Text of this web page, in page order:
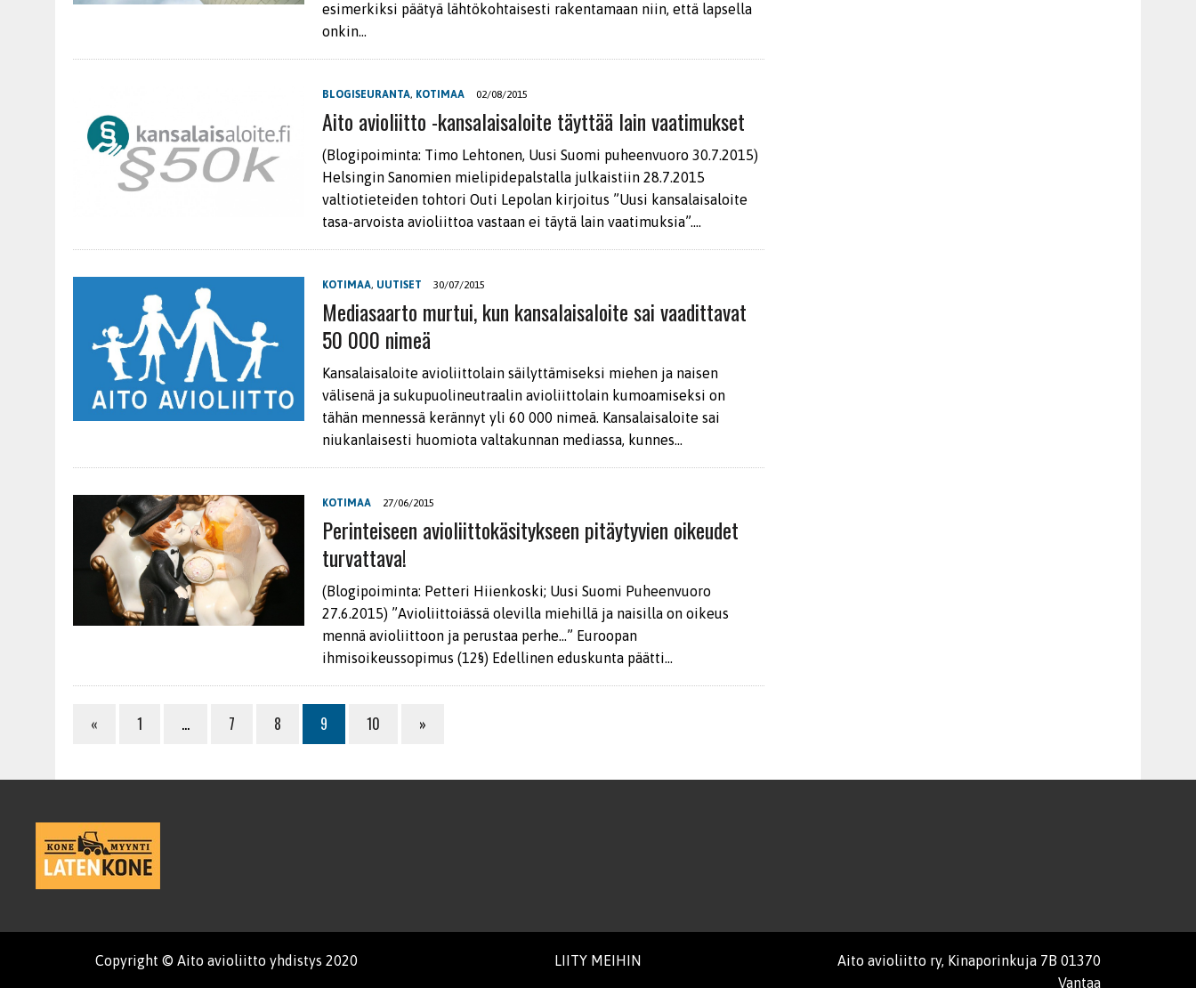
esimerkiksi päätyä lähtökohtaisesti rakentamaan niin, että lapsella
onkin…
BLOGISEURANTA, KOTIMAA 02/08/2015
Aito avioliitto -kansalaisaloite täyttää lain vaatimukset
(Blogipoiminta: Timo Lehtonen, Uusi Suomi puheenvuoro 30.7.2015)
Helsingin Sanomien mielipidepalstalla julkaistiin 28.7.2015
valtiotieteiden tohtori Outi Lepolan kirjoitus ”Uusi kansalaisaloite
tasa-arvoista avioliittoa vastaan ei täytä lain vaatimuksia”….
KOTIMAA, UUTISET 30/07/2015
Mediasaarto murtui, kun kansalaisaloite sai vaadittavat
50 000 nimeä
Kansalaisaloite avioliittolain säilyttämiseksi miehen ja naisen
välisenä ja sukupuolineutraalin avioliittolain kumoamiseksi on
tähän mennessä kerännyt yli 60 000 nimeä. Kansalaisaloite sai
niukanlaisesti huomiota valtakunnan mediassa, kunnes…
KOTIMAA 27/06/2015
Perinteiseen avioliittokäsitykseen pitäytyvien oikeudet
turvattava!
(Blogipoiminta: Petteri Hiienkoski; Uusi Suomi Puheenvuoro
27.6.2015) ”Avioliittoiässä olevilla miehillä ja naisilla on oikeus
mennä avioliittoon ja perustaa perhe…” Euroopan
ihmisoikeussopimus (12§) Edellinen eduskunta päätti…
« 1 … 7 8 9 10 »
Copyright © Aito avioliitto yhdistys 2020 LIITY MEIHIN
Aito avioliitto ry, Kinaporinkuja 7B 01370
Vantaa